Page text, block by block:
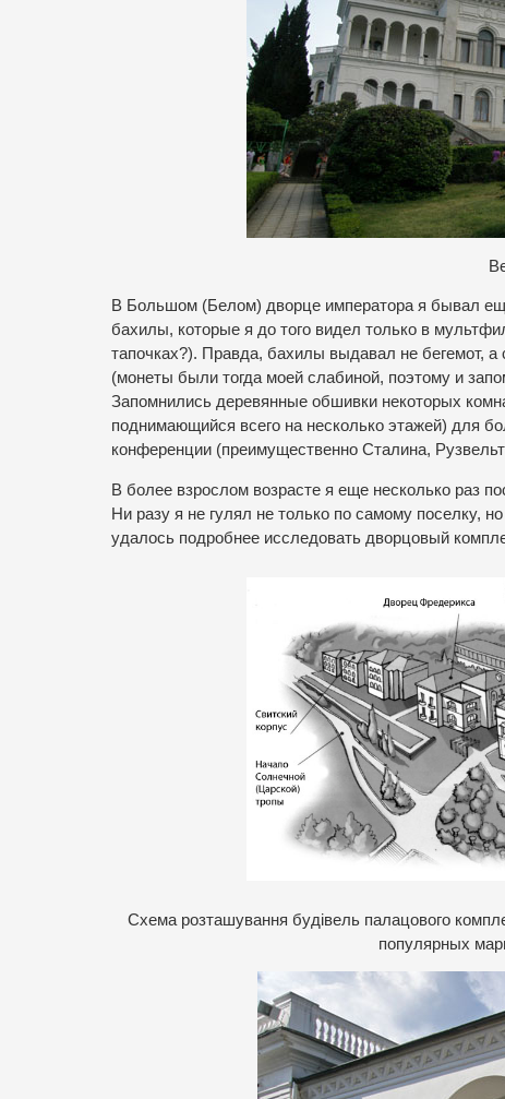
В
В Большом (Белом) дворце императора я бывал
бахилы, которые я до того видел только в
тапочках?). Правда, бахилы выдавал не бегемот,
(монеты были тогда моей слабиной, поэтому и
Запомнились деревянные обшивки некоторых
поднимающийся всего на несколько этажей) для
конференции (преимущественно Сталина,
В более взрослом возрасте я еще несколько раз
Ни разу я не гулял не только по самому поселку,
удалось подробнее исследовать дворцовый
Схема розташування будівель палацового
популярных